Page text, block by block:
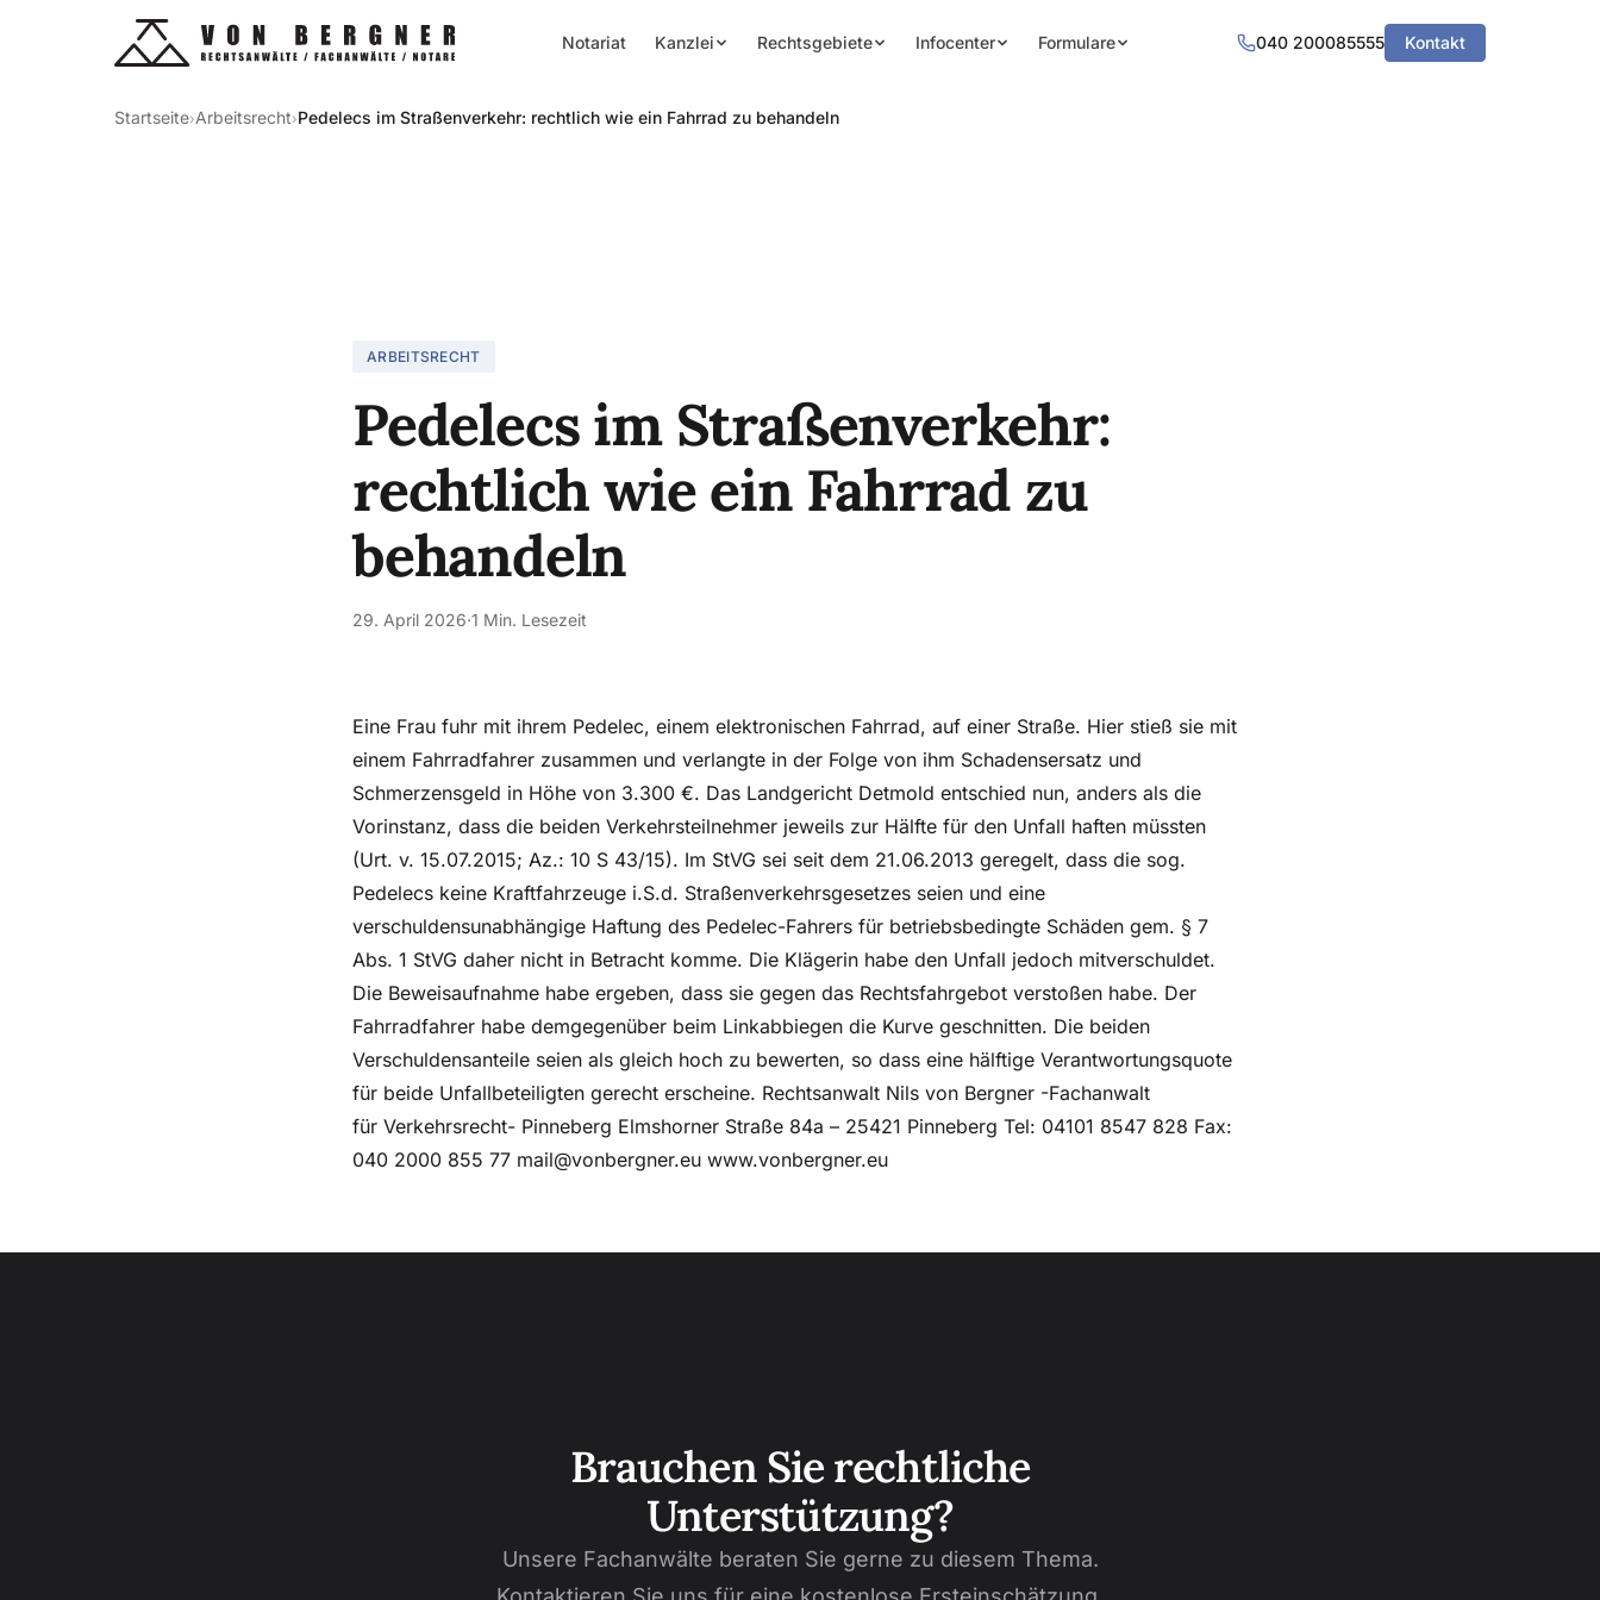
Notariat Kanzlei Rechtsgebiete Infocenter Formulare 040 200085555 Kontakt
Startseite›Arbeitsrecht›Pedelecs im Straßenverkehr: rechtlich wie ein Fahrrad zu behandeln
ARBEITSRECHT
Pedelecs im Straßenverkehr:
rechtlich wie ein Fahrrad zu
behandeln
29. April 2026·1 Min. Lesezeit
Eine Frau fuhr mit ihrem Pedelec, einem elektronischen Fahrrad, auf einer Straße. Hier stieß sie mit
einem Fahrradfahrer zusammen und verlangte in der Folge von ihm Schadensersatz und
Schmerzensgeld in Höhe von 3.300 €. Das Landgericht Detmold entschied nun, anders als die
Vorinstanz, dass die beiden Verkehrsteilnehmer jeweils zur Hälfte für den Unfall haften müssten
(Urt. v. 15.07.2015; Az.: 10 S 43/15). Im StVG sei seit dem 21.06.2013 geregelt, dass die sog.
Pedelecs keine Kraftfahrzeuge i.S.d. Straßenverkehrsgesetzes seien und eine
verschuldensunabhängige Haftung des Pedelec-Fahrers für betriebsbedingte Schäden gem. § 7
Abs. 1 StVG daher nicht in Betracht komme. Die Klägerin habe den Unfall jedoch mitverschuldet.
Die Beweisaufnahme habe ergeben, dass sie gegen das Rechtsfahrgebot verstoßen habe. Der
Fahrradfahrer habe demgegenüber beim Linkabbiegen die Kurve geschnitten. Die beiden
Verschuldensanteile seien als gleich hoch zu bewerten, so dass eine hälftige Verantwortungsquote
für beide Unfallbeteiligten gerecht erscheine. Rechtsanwalt Nils von Bergner -Fachanwalt
für Verkehrsrecht- Pinneberg Elmshorner Straße 84a – 25421 Pinneberg Tel: 04101 8547 828 Fax:
040 2000 855 77 mail@vonbergner.eu www.vonbergner.eu
Brauchen Sie rechtliche
Unterstützung?
Unsere Fachanwälte beraten Sie gerne zu diesem Thema.